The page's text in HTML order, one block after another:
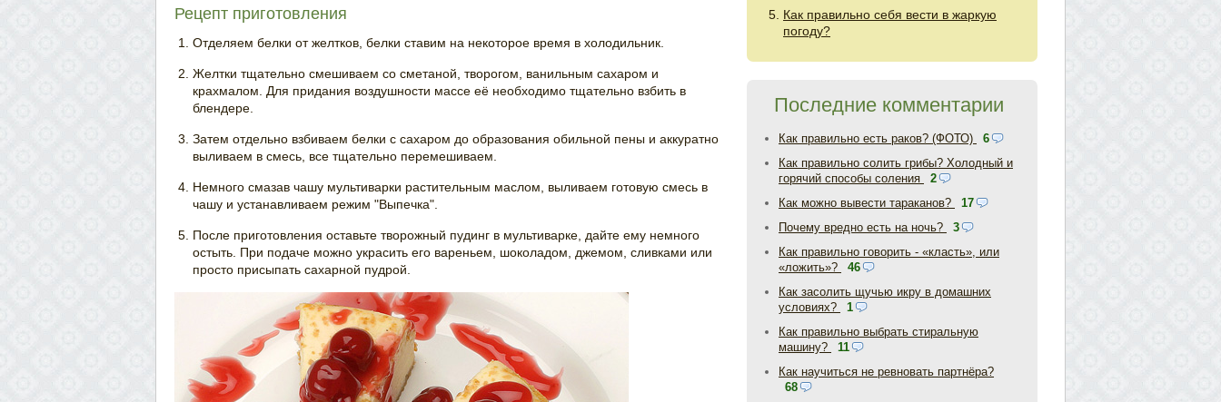
Рецепт приготовления
Отделяем белки от желтков, белки ставим на некоторое время в холодильник.
Желтки тщательно смешиваем со сметаной, творогом, ванильным сахаром и
крахмалом. Для придания воздушности массе её необходимо тщательно взбить в
блендере.
Затем отдельно взбиваем белки с сахаром до образования обильной пены и аккуратно
выливаем в смесь, все тщательно перемешиваем.
Немного смазав чашу мультиварки растительным маслом, выливаем готовую смесь в
чашу и устанавливаем режим "Выпечка".
После приготовления оставьте творожный пудинг в мультиварке, дайте ему немного
остыть. При подаче можно украсить его вареньем, шоколадом, джемом, сливками или
просто присыпать сахарной пудрой.
Как правильно себя вести в жаркую
погоду?
Последние комментарии
Как правильно есть раков? (ФОТО)
6
Как правильно солить грибы? Холодный и
горячий способы соления
2
Как можно вывести тараканов?
17
Почему вредно есть на ночь?
3
Как правильно говорить - «класть», или
«ложить»?
46
Как засолить щучью икру в домашних
условиях?
1
Как правильно выбрать стиральную
машину?
11
Как научиться не ревновать партнёра?
68